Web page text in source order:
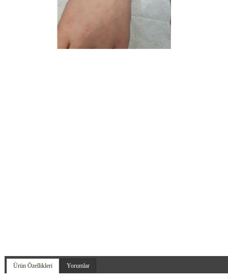
Ürün Özellikleri Yorumlar